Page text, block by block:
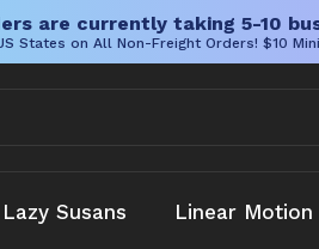
are currently taking 5-10
States on All Non-Freight Orders! $10
Lazy Susans Linear Motion